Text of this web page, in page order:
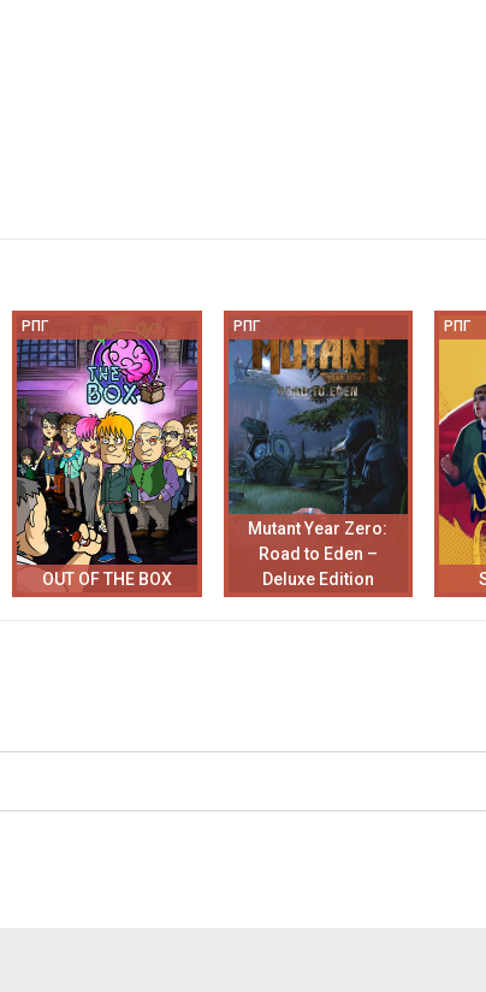
РПГ
OUT OF THE BOX
РПГ
Mutant Year Zero:
Road to Eden –
Deluxe Edition
РПГ